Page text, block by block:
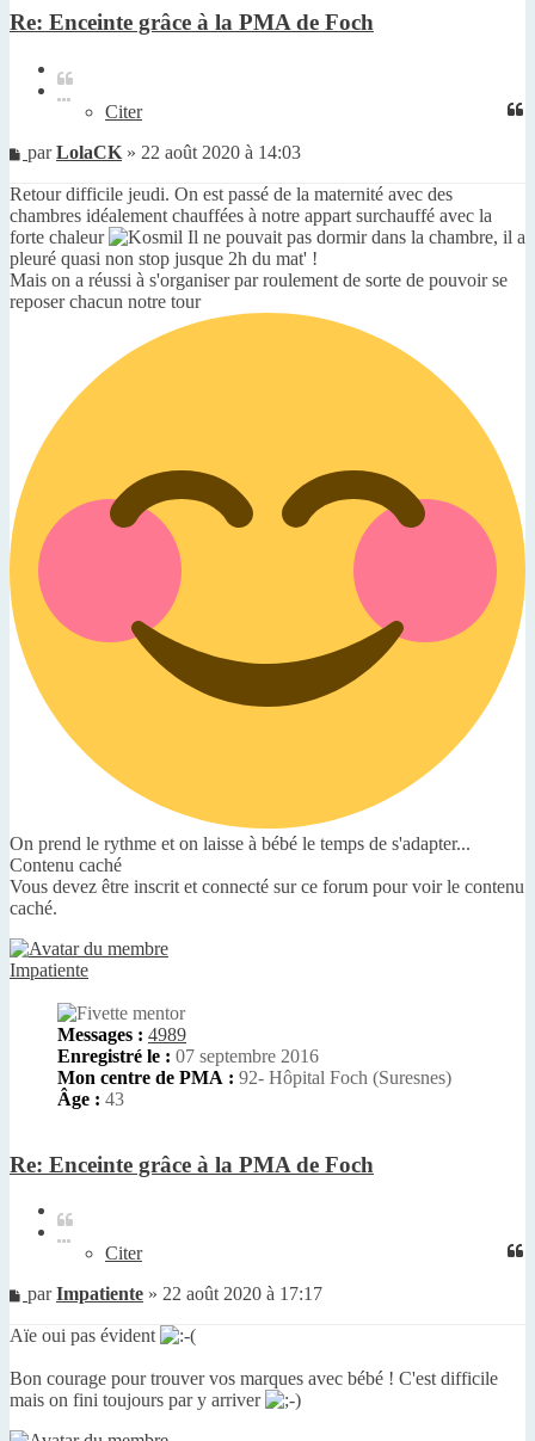
Re: Enceinte grâce à la PMA de Foch
Citer
Message
lu
parLolaCK » 22 août 2020 à 14:03
Retour difficile jeudi. On est passé de la maternité avec des
chambres idéalement chauffées à notre appart surchauffé avec la
forte chaleur
Il ne pouvait pas dormir dans la chambre, il a
pleuré quasi non stop jusque 2h du mat' !
Mais on a réussi à s'organiser par roulement de sorte de pouvoir se
reposer chacun notre tour
On prend le rythme et on laisse à bébé le temps de s'adapter...
Contenu caché
Vous devez être inscrit et connecté sur ce forum pour voir le contenu
caché.
Impatiente
Messages : 4989
Enregistré le : 07 septembre 2016
Mon centre de PMA : 92- Hôpital Foch (Suresnes)
Âge : 43
Re: Enceinte grâce à la PMA de Foch
Citer
Message
lu
parImpatiente » 22 août 2020 à 17:17
Aïe oui pas évident
Bon courage pour trouver vos marques avec bébé ! C'est difficile
mais on fini toujours par y arriver